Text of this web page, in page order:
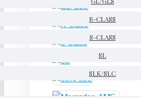
R-CLASS
S-CLASS
SL
SLK/SLC